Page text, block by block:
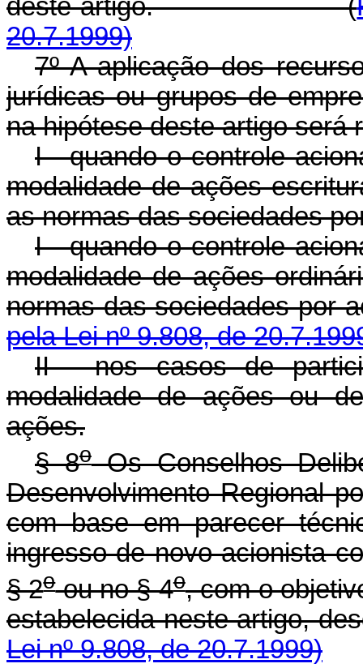
deste artigo. (
20.7.1999)
7º A aplicação dos
jurídicas ou grupos de
na hipótese deste artigo será
I - quando o controle
modalidade de ações
as normas das sociedades
I - quando o controle
modalidade de ações
normas das
pela Lei nº 9.808, de
II - nos casos de
modalidade de ações ou
ações.
§ 8oOs Conselhos
Desenvolvimento Regional
com base em parecer
ingresso de novo acionista
§ 2oou no § 4o, com o
estabelecida neste
Lei nº 9.808, de 20.7.1999)